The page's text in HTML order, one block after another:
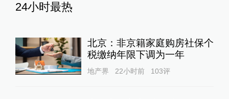
24小时最热
北京：非京籍家庭购房社保个
税缴纳年限下调为一年
地产界 22小时前 103评